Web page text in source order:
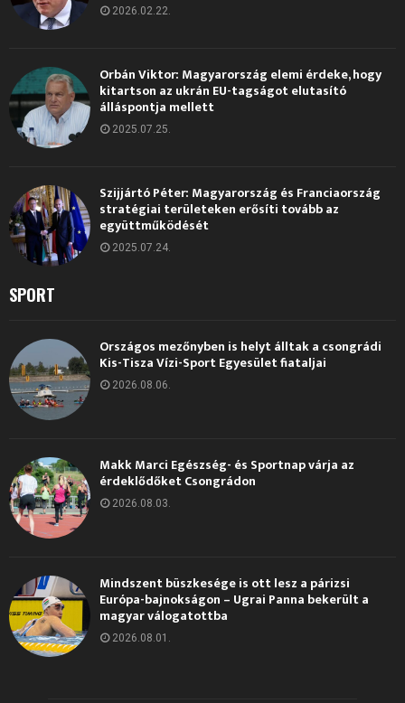
2026.02.22.
Orbán Viktor: Magyarország elemi érdeke, hogy
kitartson az ukrán EU-tagságot elutasító
álláspontja mellett
2025.07.25.
Szijjártó Péter: Magyarország és Franciaország
stratégiai területeken erősíti tovább az
együttműködését
2025.07.24.
SPORT
Országos mezőnyben is helyt álltak a csongrádi
Kis-Tisza Vízi-Sport Egyesület fiataljai
2026.08.06.
Makk Marci Egészség- és Sportnap várja az
érdeklődőket Csongrádon
2026.08.03.
Mindszent büszkesége is ott lesz a párizsi
Európa-bajnokságon – Ugrai Panna bekerült a
magyar válogatottba
2026.08.01.